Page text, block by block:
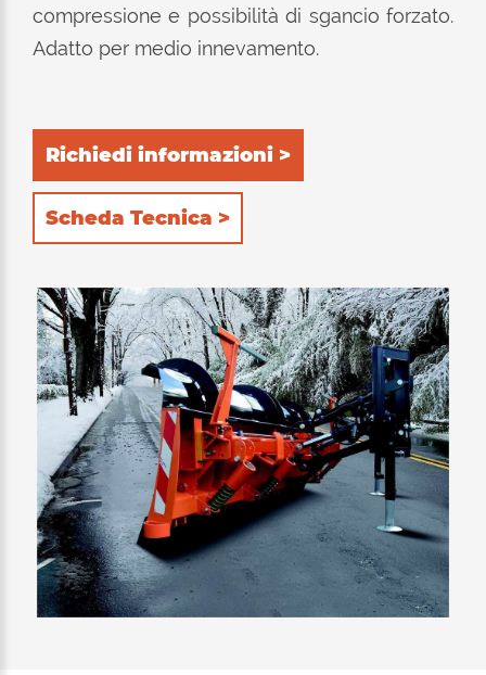
compressione e possibilità di sgancio forzato.
Adatto per medio innevamento.
Richiedi informazioni >
Scheda Tecnica >